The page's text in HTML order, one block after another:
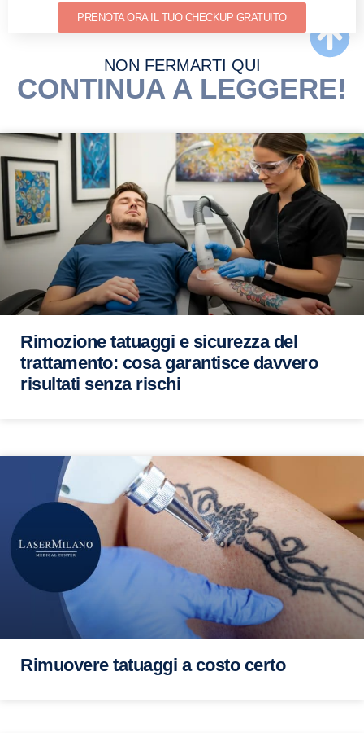
PRENOTA ORA IL TUO CHECKUP GRATUITO
NON FERMARTI QUI
CONTINUA A LEGGERE!
Rimozione tatuaggi e sicurezza del
trattamento: cosa garantisce davvero
risultati senza rischi
Rimuovere tatuaggi a costo certo